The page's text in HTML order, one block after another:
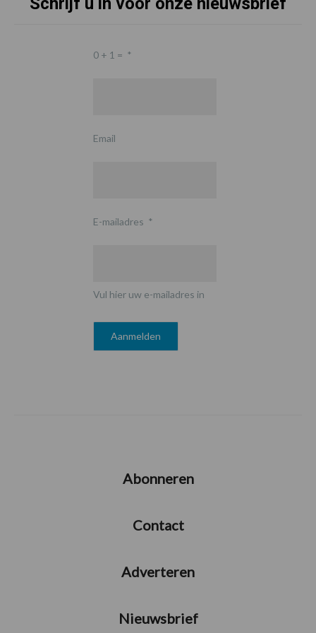
0 + 1 = *
Email
E-mailadres *
Vul hier uw e-mailadres in
Abonneren
Contact
Adverteren
Nieuwsbrief